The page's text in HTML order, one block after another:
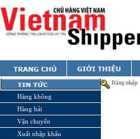
Hàng không
Hàng hải
Vận chuyển
Xuất nhập khẩu
Đăng nhập